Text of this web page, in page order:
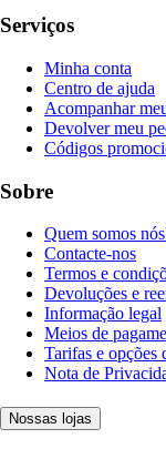
Serviços
Minha conta
Centro de ajuda
Acompanhar
Devolver meu
Códigos
Sobre
Quem somos
Contacte-nos
Termos e
Devoluções e
Informação legal
Meios de
Tarifas e opções
Nota de
Nossas lojas